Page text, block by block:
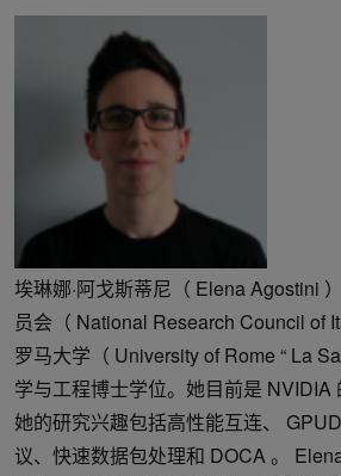
埃琳娜·阿戈斯蒂尼（ Elena Agostini
员会（ National Research Council of
罗马大学（ University of Rome “ La
学与工程博士学位。她目前是 NVIDIA
她的研究兴趣包括高性能互连、
议、快速数据包处理和 DOCA 。